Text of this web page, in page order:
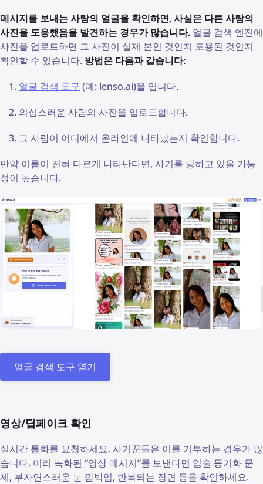
메시지를 보내는 사람의 얼굴을 확인하면, 사실은 다른 사람의
사진을 도용했음을 발견하는 경우가 많습니다. 얼굴 검색 엔진에
사진을 업로드하면 그 사진이 실제 본인 것인지 도용된 것인지
확인할 수 있습니다. 방법은 다음과 같습니다:
얼굴 검색 도구 (예: lenso.ai)을 엽니다.
의심스러운 사람의 사진을 업로드합니다.
그 사람이 어디에서 온라인에 나타났는지 확인합니다.
만약 이름이 전혀 다르게 나타난다면, 사기를 당하고 있을 가능
성이 높습니다.
얼굴 검색 도구 열기
영상/딥페이크 확인
실시간 통화를 요청하세요. 사기꾼들은 이를 거부하는 경우가 많
습니다. 미리 녹화된 “영상 메시지”를 보낸다면 입술 동기화 문
제, 부자연스러운 눈 깜박임, 반복되는 장면 등을 확인하세요.